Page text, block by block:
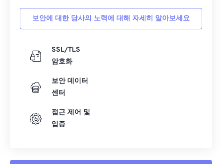
보안에 대한 당사의 노력에 대해 자세히 알아보세요
SSL/TLS
암호화
보안 데이터
센터
접근 제어 및
입증